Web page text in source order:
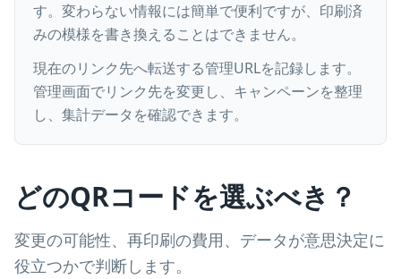
す。変わらない情報には簡単で便利ですが、印刷済
みの模様を書き換えることはできません。
現在のリンク先へ転送する管理URLを記録します。
管理画面でリンク先を変更し、キャンペーンを整理
し、集計データを確認できます。
どのQRコードを選ぶべき？
変更の可能性、再印刷の費用、データが意思決定に
役立つかで判断します。